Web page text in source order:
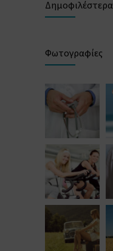
Δημοφιλέστερα
Φωτογραφίες